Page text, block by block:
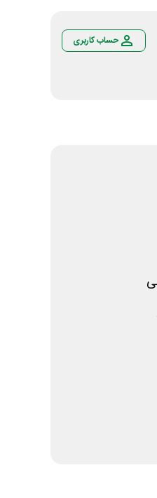
حساب کاربری